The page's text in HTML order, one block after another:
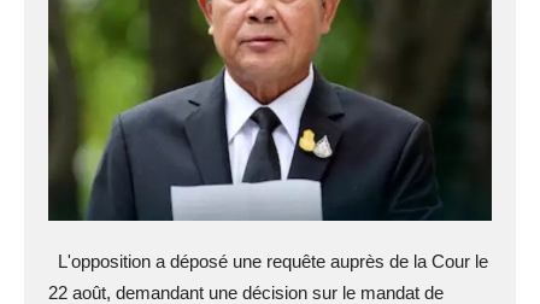
L'opposition a déposé une requête auprès de la Cour le
22 août, demandant une décision sur le mandat de